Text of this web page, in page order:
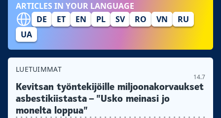
ARTICLES IN YOUR LANGUAGE
DE
ET EN PL SV RO VN
RU
UA
LUETUIMMAT
14.7
Kevitsan työntekijöille miljoonakorvaukset
asbestikiistasta – ”Usko meinasi jo
monelta loppua”